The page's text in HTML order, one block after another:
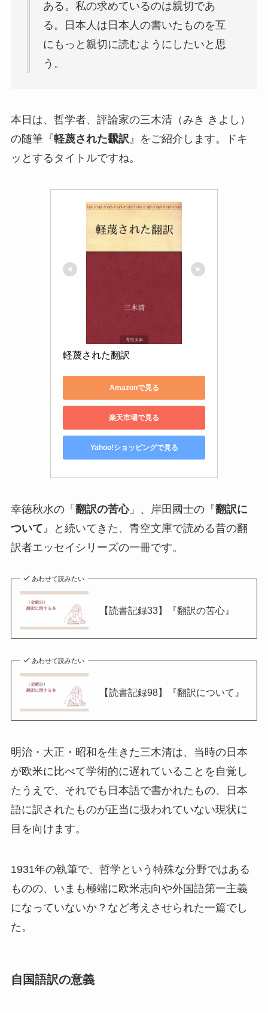
ある。私の求めているのは親切であ
る。日本人は日本人の書いたものを互
にもっと親切に読むようにしたいと思
う。
本日は、哲学者、評論家の三木清（みき きよし）
の随筆『軽蔑された飜訳』をご紹介します。ドキ
ッとするタイトルですね。
軽蔑された翻訳
Amazonで見る
楽天市場で見る
Yahoo!ショッピングで見る
幸徳秋水の「 翻訳の苦心」、岸田國士の『翻訳に
ついて』と続いてきた、青空文庫で読める昔の翻
訳者エッセイシリーズの一冊です。
あわせて読みたい
【読書記録33】『翻訳の苦心』
あわせて読みたい
【読書記録98】『翻訳について』
明治・大正・昭和を生きた三木清は、当時の日本
が欧米に比べて学術的に遅れていることを自覚し
たうえで、それでも日本語で書かれたもの、日本
語に訳されたものが正当に扱われていない現状に
目を向けます。
1931年の執筆で、哲学という特殊な分野ではある
ものの、いまも極端に欧米志向や外国語第一主義
になっていないか？など考えさせられた一篇でし
た。
自国語訳の意義